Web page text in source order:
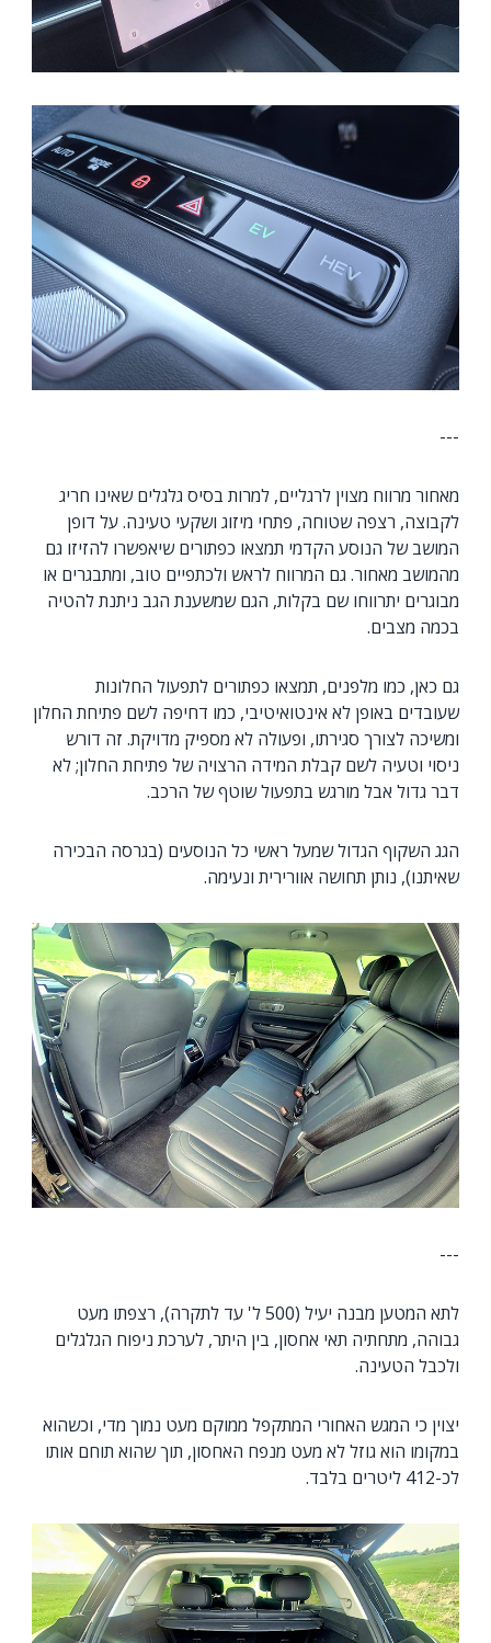
---
מאחור מרווח מצוין לרגליים, למרות בסיס גלגלים שאינו חריג
לקבוצה, רצפה שטוחה, פתחי מיזוג ושקעי טעינה. על דופן
המושב של הנוסע הקדמי תמצאו כפתורים שיאפשרו להזיזו גם
מהמושב מאחור. גם המרווח לראש ולכתפיים טוב, ומתבגרים או
מבוגרים יתרווחו שם בקלות, הגם שמשענת הגב ניתנת להטיה
בכמה מצבים.
גם כאן, כמו מלפנים, תמצאו כפתורים לתפעול החלונות
שעובדים באופן לא אינטואיטיבי, כמו דחיפה לשם פתיחת החלון
ומשיכה לצורך סגירתו, ופעולה לא מספיק מדויקת. זה דורש
ניסוי וטעיה לשם קבלת המידה הרצויה של פתיחת החלון; לא
דבר גדול אבל מורגש בתפעול שוטף של הרכב.
הגג השקוף הגדול שמעל ראשי כל הנוסעים (בגרסה הבכירה
שאיתנו), נותן תחושה אוורירית ונעימה.
---
לתא המטען מבנה יעיל (500 ל' עד לתקרה), רצפתו מעט
גבוהה, מתחתיה תאי אחסון, בין היתר, לערכת ניפוח הגלגלים
ולכבל הטעינה.
יצוין כי המגש האחורי המתקפל ממוקם מעט נמוך מדי, וכשהוא
במקומו הוא גוזל לא מעט מנפח האחסון, תוך שהוא תוחם אותו
לכ-412 ליטרים בלבד.